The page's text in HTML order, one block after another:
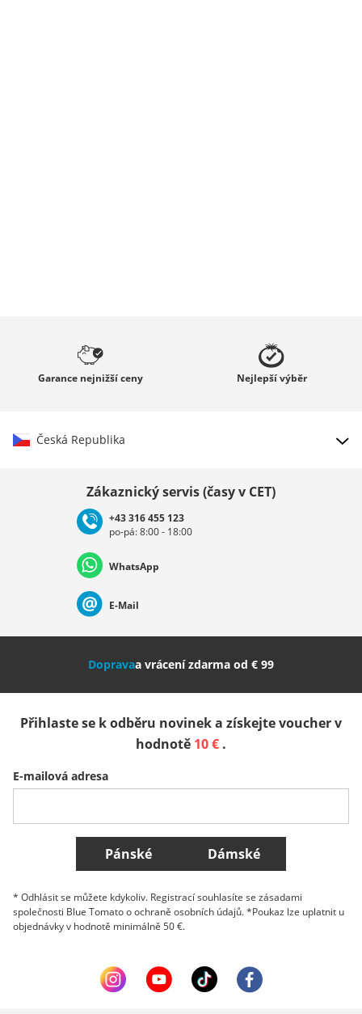
Garance nejnižší ceny Nejlepšívýběr
Česká Republika
Deutschland Österreich
Nederland Italia (Italiano) Italien (Deutsch)
Slovenija
Belgique (Français) Danmark Norge
Všechny země
Zákaznický servis (časy v CET)
+43 316 455 123
po-pá: 8:00 - 18:00
WhatsApp
E-Mail
Dopravaa vrácení zdarma od € 99
Přihlaste se k odběru novinek a získejte voucher v
hodnotě 10 € .
E-mailová adresa
Pánské Dámské
* Odhlásit se můžete kdykoliv. Registrací souhlasíte se zásadami
společnosti Blue Tomato o ochraně osobních údajů. *Poukaz lze uplatnit u
objednávky v hodnotě minimálně 50 €.